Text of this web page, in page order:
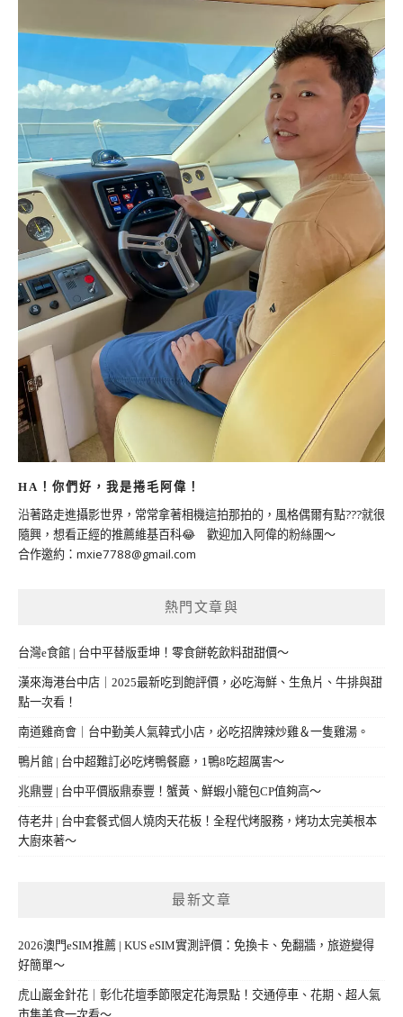
HA！你們好，我是捲毛阿偉！
沿著路走進攝影世界，常常拿著相機這拍那拍的，風格偶爾有點???就很
隨興，想看正經的推薦維基百科😂 歡迎加入阿偉的粉絲團～
合作邀約： mxie7788@gmail.com
熱門文章與
台灣e食館 | 台中平替版垂坤！零食餅乾飲料甜甜價～
漢來海港台中店｜2025最新吃到飽評價，必吃海鮮、生魚片、牛排與甜
點一次看！
南道雞商會｜台中勤美人氣韓式小店，必吃招牌辣炒雞＆一隻雞湯。
鴨片館 | 台中超難訂必吃烤鴨餐廳，1鴨8吃超厲害～
兆鼎豐 | 台中平價版鼎泰豐！蟹黃、鮮蝦小籠包CP值夠高～
侍老井 | 台中套餐式個人燒肉天花板！全程代烤服務，烤功太完美根本
大廚來著～
最新文章
2026澳門eSIM推薦 | KUS eSIM實測評價：免換卡、免翻牆，旅遊變得
好簡單～
虎山巖金針花｜彰化花壇季節限定花海景點！交通停車、花期、超人氣